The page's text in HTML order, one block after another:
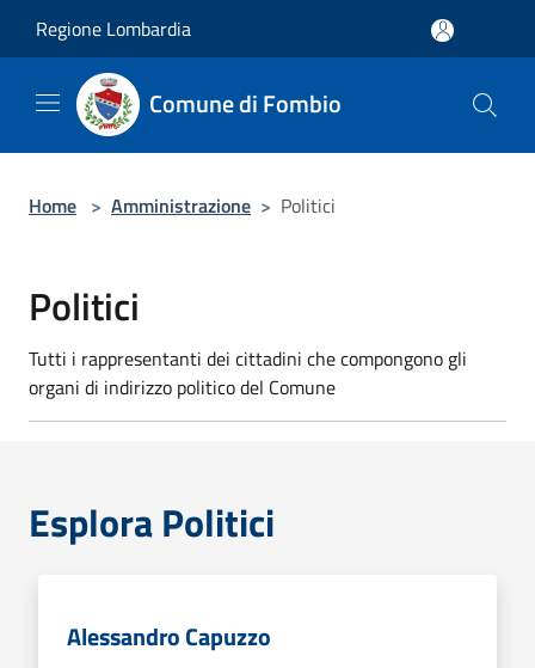
Regione Lombardia
Comune di Fombio
Home > Amministrazione > Politici
Politici
Tutti i rappresentanti dei cittadini che compongono gli
organi di indirizzo politico del Comune
Esplora Politici
Alessandro Capuzzo